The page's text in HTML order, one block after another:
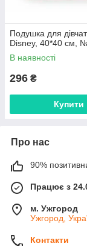
Подушка для
Disney, 40*40 см,
В наявності
296 ₴
Купити
Про нас
90%
Працює з
м. Ужгород
Ужгород,
Контакти